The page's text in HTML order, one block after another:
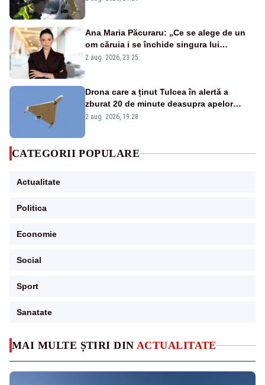
MAI MULTE ȘTIRI DIN ACTUALITATE
Ana Maria Păcuraru: „Ce se alege de un
om căruia i se închide singura lui
portiță?”
2 aug. 2026, 23:25
Drona care a ținut Tulcea în alertă a
zburat 20 de minute deasupra apelor
României. Au fost ridicate două F-16
2 aug. 2026, 19:28
CATEGORII POPULARE
Actualitate
Politica
Economie
Social
Sport
Sanatate